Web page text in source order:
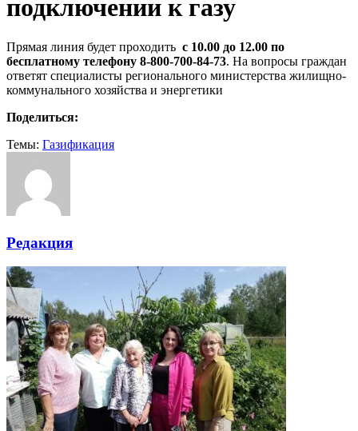
подключении к газу
Прямая линия будет проходить с 10.00 до 12.00 по
бесплатному телефону 8-800-700-84-73. На вопросы граждан
ответят специалисты регионального министерства жилищно-
коммунального хозяйства и энергетики
Поделиться:
Темы: Газификация
Редакция